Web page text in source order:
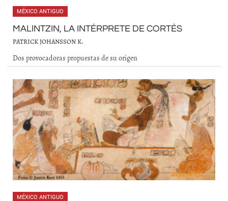
MÉXICO ANTIGUO
MALINTZIN, LA INTÉRPRETE DE CORTÉS
PATRICK JOHANSSON K.
Dos provocadoras propuestas de su origen
MÉXICO ANTIGUO